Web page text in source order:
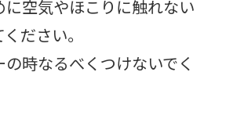
空気やほこりに触れない
ださい。
時なるべくつけないでく